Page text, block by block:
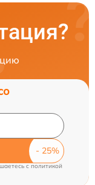
cполитикой